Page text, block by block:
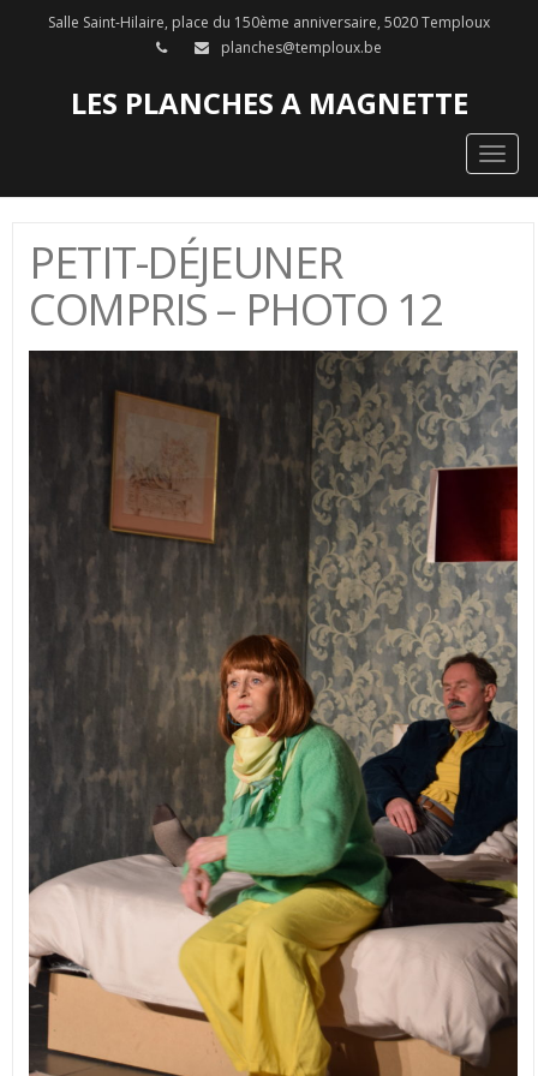
Salle Saint-Hilaire, place du 150ème anniversaire, 5020 Temploux
planches@temploux.be
LES PLANCHES A MAGNETTE
PETIT-DÉJEUNER
COMPRIS – PHOTO 12